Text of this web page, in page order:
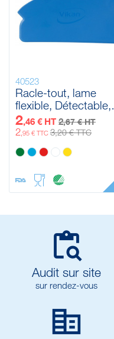
40523
Racle-tout, lame
flexible, Détectable,
165 mm
2,46 € HT 2,67 € HT
2,95 € TTC 3,20 € TTC

Audit sur site
sur rendez-vous
